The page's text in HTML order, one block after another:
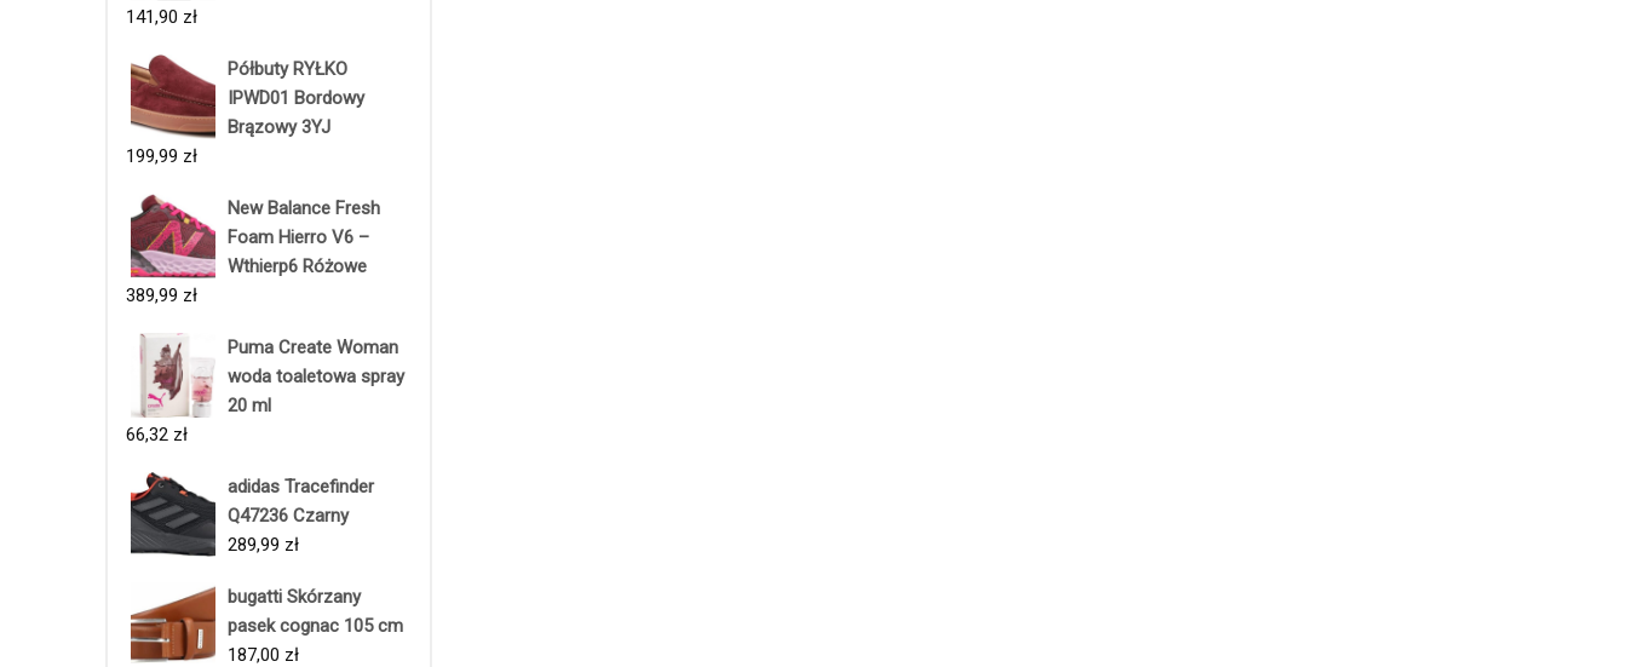
141,90 zł
Półbuty RYŁKO
IPWD01 Bordowy
Brązowy 3YJ
199,99 zł
New Balance Fresh
Foam Hierro V6 –
Wthierp6 Różowe
389,99 zł
Puma Create Woman
woda toaletowa spray
20 ml
66,32 zł
adidas Tracefinder
Q47236 Czarny
289,99 zł
bugatti Skórzany
pasek cognac 105 cm
187,00 zł